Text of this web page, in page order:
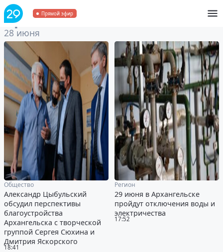
Прямой эфир
Архивза 28 июня 2021
28 июня
18:41
Общество
Александр Цыбульский
обсудил перспективы
благоустройства
Архангельска с творческой
группой Сергея Сюхина и
Дмитрия Яскорского
17:52
Регион
29 июня в Архангельске
пройдут отключения воды и
электричества